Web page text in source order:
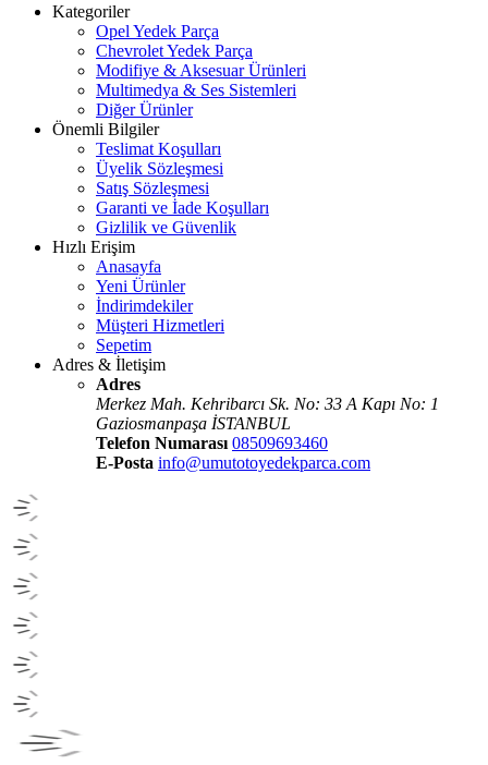
Kategoriler
Opel Yedek Parça
Chevrolet Yedek Parça
Modifiye & Aksesuar Ürünleri
Multimedya & Ses Sistemleri
Diğer Ürünler
Önemli Bilgiler
Teslimat Koşulları
Üyelik Sözleşmesi
Satış Sözleşmesi
Garanti ve İade Koşulları
Gizlilik ve Güvenlik
Hızlı Erişim
Anasayfa
Yeni Ürünler
İndirimdekiler
Müşteri Hizmetleri
Sepetim
Adres & İletişim
Adres
Merkez Mah. Kehribarcı Sk. No: 33 A Kapı No: 1
Gaziosmanpaşa İSTANBUL
Telefon Numarası 08509693460
E-Posta info@umutotoyedekparca.com